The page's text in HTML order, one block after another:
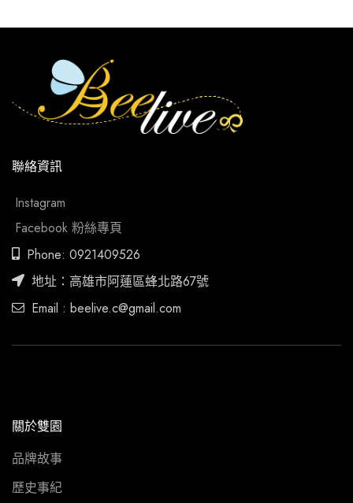
聯絡資訊
Instagram
Facebook 粉絲專頁
Phone: 0921409526
地址：高雄市阿蓮區蜂北路67號
Email : beelive.c@gmail.com
關於雙園
品牌故事
歷史事紀